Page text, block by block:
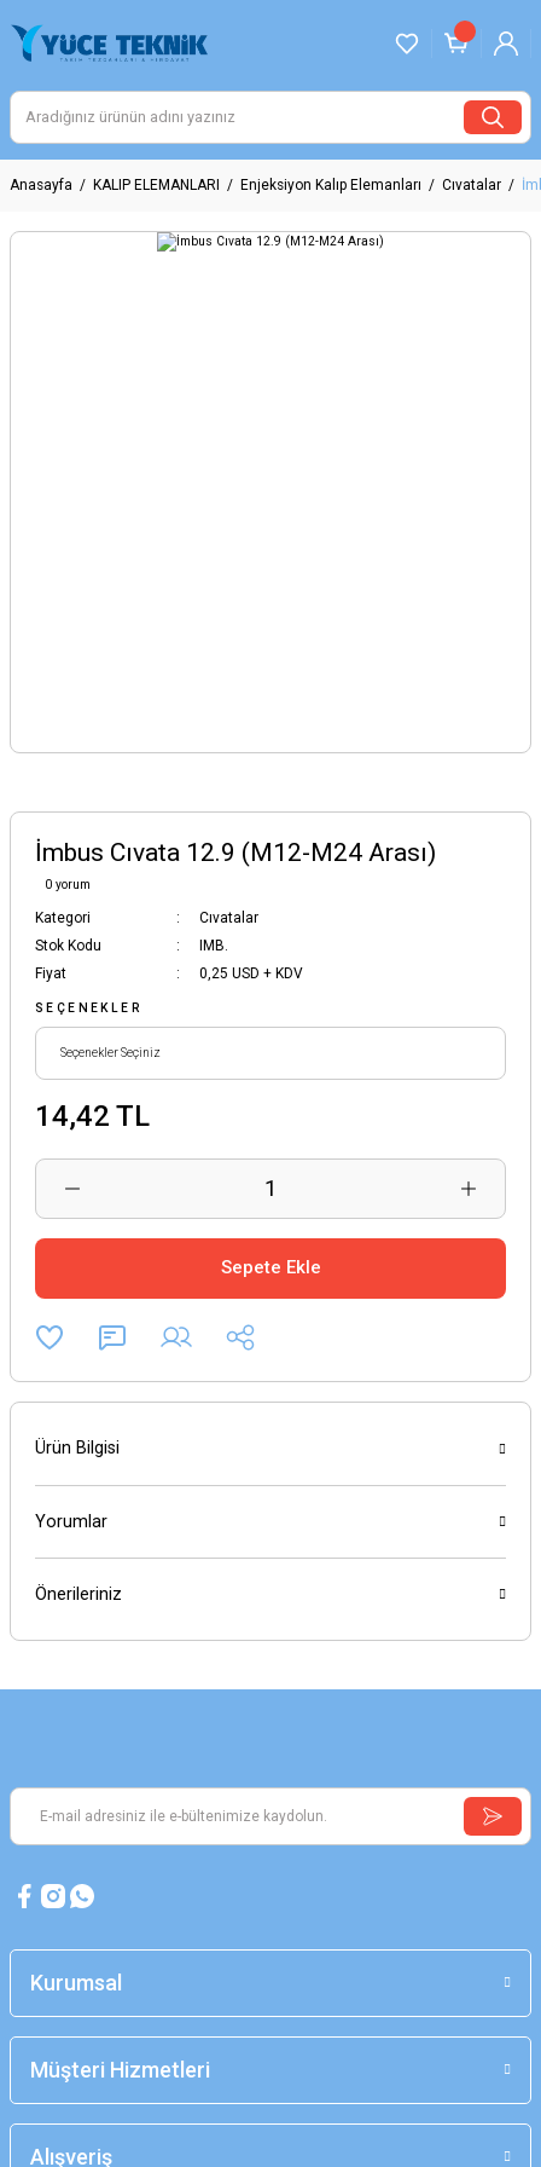
Anasayfa KALIP ELEMANLARI Enjeksiyon Kalıp Elemanları Cıvatalar
İmbus Cıvata 12.9 (M12-M24 Arası)
0 yorum
Kategori
Cıvatalar
Stok Kodu
IMB.
Fiyat
0,25 USD + KDV
SEÇENEKLER
14,42 TL
Sepete Ekle
Ürün Bilgisi
Yorumlar
Önerileriniz
Kurumsal
Müşteri Hizmetleri
Alışveriş